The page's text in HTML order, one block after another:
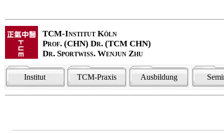
TCM-Institut Köln
Prof. (CHN) Dr. (TCM CHN)
Dr. Sportwiss. Wenjun Zhu
Institut TCM-Praxis Ausbildung